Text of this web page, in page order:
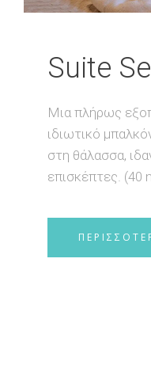
Suite
Μια πλήρως
ιδιωτικό
στη θάλασσα,
επισκέπτες. (40